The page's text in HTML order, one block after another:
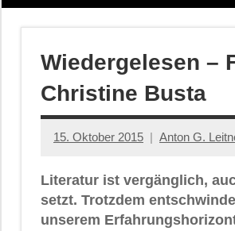
blog
DAS
GEDICHT.
für
Lyrik,
Essay
und
Wiedergelesen –
Christine Busta
15. Oktober 2015 Anton G.
Literatur ist vergänglich,
setzt. Trotzdem
unserem